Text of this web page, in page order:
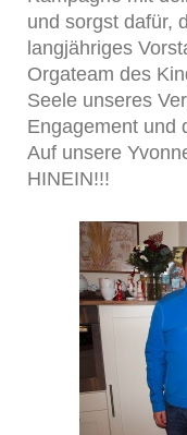
und sorgst dafür,
langjähriges
Orgateam des
Seele unseres
Engagement und
Auf unsere
HINEIN!!!